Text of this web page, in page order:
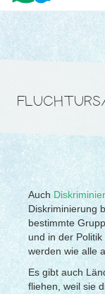
Auch
Diskriminierung
bestimmte
und in der
werden wie alle
Es gibt auch
fliehen, weil sie